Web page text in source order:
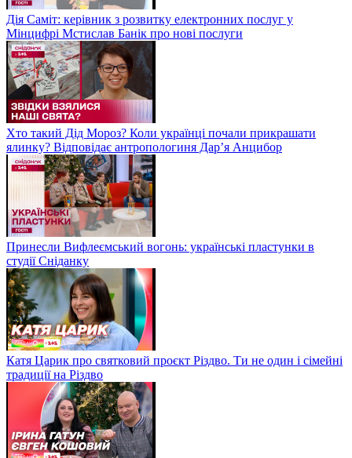
Дія Саміт: керівник з розвитку електронних послуг у
Мінцифрі Мстислав Банік про нові послуги
Хто такий Дід Мороз? Коли українці почали прикрашати
ялинку? Відповідає антропологиня Дарʼя Анцибор
Принесли Вифлеємський вогонь: українські пластунки в
студії Сніданку
Катя Царик про святковий проєкт Різдво. Ти не один і сімейні
традиції на Різдво